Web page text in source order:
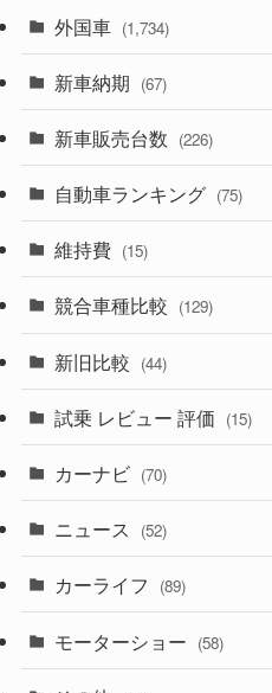
(1,320)
(329)
(356)
(328)
(230)
(253)
外国車 (1,734)
(242)
(85)
(84)
(14)
(222)
(50)
(43)
(6)
(9)
(58)
(28)
(27)
(26)
新車納期 (67)
(28)
(8)
(3)
(3)
(5)
(1)
新車販売台数 (226)
(21)
(5)
(7)
(5)
自動車ランキング (75)
維持費 (15)
競合車種比較 (129)
新旧比較 (44)
試乗 レビュー 評価 (15)
カーナビ (70)
ニュース (52)
カーライフ (89)
モーターショー (58)